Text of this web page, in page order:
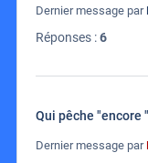
Dernier message par
Réponses :6
Qui pêche "encore
Dernier message par